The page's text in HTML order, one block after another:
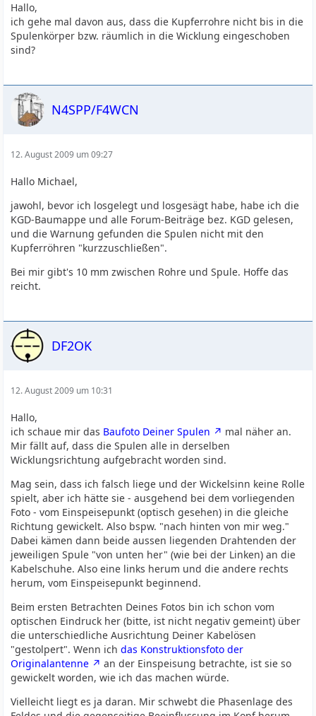
Hallo,
ich gehe mal davon aus, dass die Kupferrohre nicht bis in die
Spulenkörper bzw. räumlich in die Wicklung eingeschoben
sind?
N4SPP/F4WCN
12. August 2009 um 09:27
Hallo Michael,
jawohl, bevor ich losgelegt und losgesägt habe, habe ich die
KGD-Baumappe und alle Forum-Beiträge bez. KGD gelesen,
und die Warnung gefunden die Spulen nicht mit den
Kupferröhren "kurzzuschließen".
Bei mir gibt's 10 mm zwischen Rohre und Spule. Hoffe das
reicht.
DF2OK
12. August 2009 um 10:31
Hallo,
ich schaue mir das Baufoto Deiner Spulen
mal näher an.
Mir fällt auf, dass die Spulen alle in derselben
Wicklungsrichtung aufgebracht worden sind.
Mag sein, dass ich falsch liege und der Wickelsinn keine Rolle
spielt, aber ich hätte sie - ausgehend bei dem vorliegenden
Foto - vom Einspeisepunkt (optisch gesehen) in die gleiche
Richtung gewickelt. Also bspw. "nach hinten von mir weg."
Dabei kämen dann beide aussen liegenden Drahtenden der
jeweiligen Spule "von unten her" (wie bei der Linken) an die
Kabelschuhe. Also eine links herum und die andere rechts
herum, vom Einspeisepunkt beginnend.
Beim ersten Betrachten Deines Fotos bin ich schon vom
optischen Eindruck her (bitte, ist nicht negativ gemeint) über
die unterschiedliche Ausrichtung Deiner Kabelösen
"gestolpert". Wenn ichdas Konstruktionsfoto der
Originalantenne
an der Einspeisung betrachte, ist sie so
gewickelt worden, wie ich das machen würde.
Vielleicht liegt es ja daran. Mir schwebt die Phasenlage des